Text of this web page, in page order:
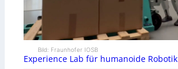
Bild: Fraunhofer IOSB
Experience Lab für humanoide Robotik